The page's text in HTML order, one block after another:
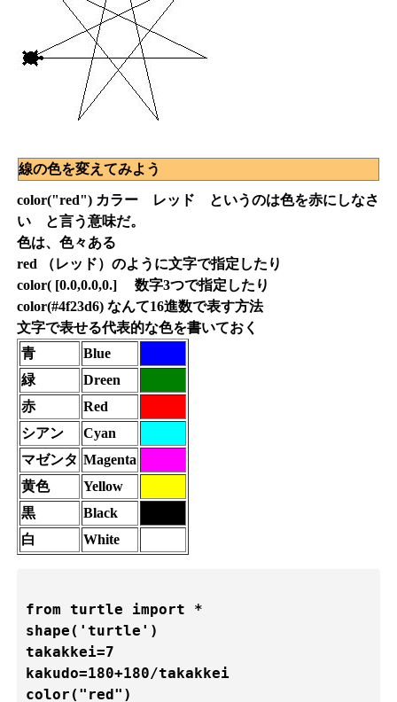
線の色を変えてみよう
color("red") カラー レッド というのは色を赤にしなさ
い と言う意味だ。
色は、色々ある
red
（レッド）のように文字で指定したり
color( [0.0,0.0,0.]
数字3つで指定したり
color(#4f23d6) なんて16進数で表す方法
文字で表せる代表的な色を書いておく
青
Blue
緑
Dreen
赤
Red
シアン
Cyan
マゼンタ Magenta
黄色
Yellow
黒
Black
白
White
from turtle import *
shape('turtle')
takakkei=7
kakudo=180+180/takakkei
color("red")